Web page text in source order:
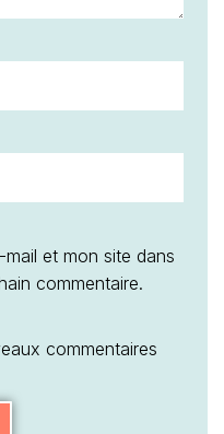
et mon site dans
commentaire.
commentaires